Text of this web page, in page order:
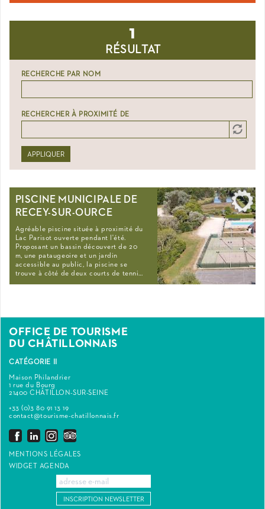
1
RÉSULTAT
RECHERCHE PAR NOM
RECHERCHER À PROXIMITÉ DE
APPLIQUER
PISCINE MUNICIPALE DE
RECEY-SUR-OURCE
Agréable piscine située à proximité du
Lac Parisot ouverte pendant l'été.
Proposant un bassin découvert de 20
m, une pataugeoire et un jardin
accessible au public, la piscine se
trouve à côté de deux courts de tenni…
OFFICE DE TOURISME
DU CHÂTILLONNAIS
CATÉGORIE II
Maison Philandrier
1 rue du Bourg
21400 CHÂTILLON-SUR-SEINE
+33 (0)3 80 91 13 19
contact@tourisme-chatillonnais.fr
MENTIONS LÉGALES
WIDGET AGENDA
INSCRIPTION NEWSLETTER